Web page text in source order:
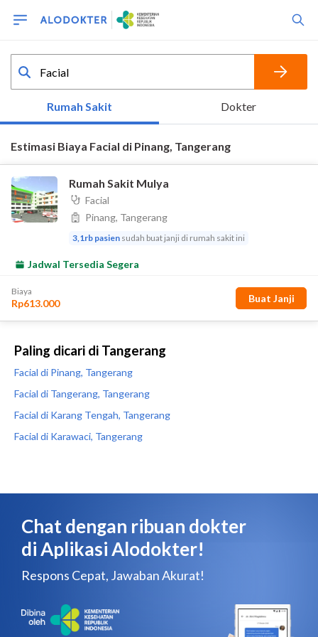
Paling dicari di Tangerang
Facial di Pinang, Tangerang
Facial di Tangerang, Tangerang
Facial di Karang Tengah, Tangerang
Facial di Karawaci, Tangerang